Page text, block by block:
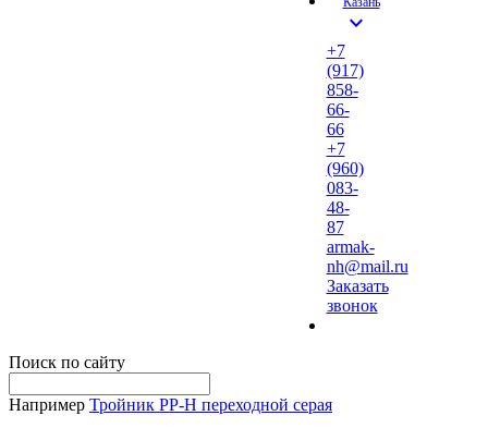
expand_more
+7
(917)
858-
66-
66
+7
(960)
083-
48-
87
armak-
nh@mail.ru
Заказать
звонок
Поиск по сайту
Например Тройник PP-H переходной серая